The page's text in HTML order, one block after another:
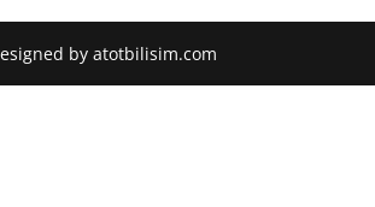
by atotbilisim.com